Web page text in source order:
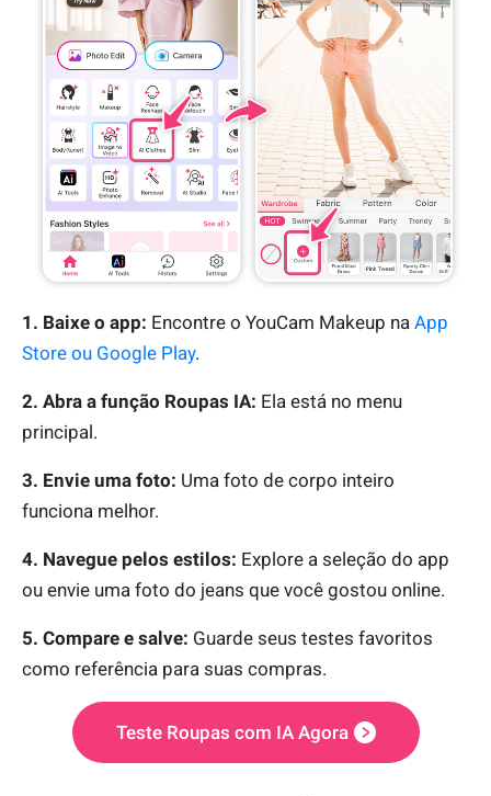
1. Baixe o app: Encontre o YouCam Makeup na App
Store ou Google Play.
2. Abra a função Roupas IA: Ela está no menu
principal.
3. Envie uma foto: Uma foto de corpo inteiro
funciona melhor.
4. Navegue pelos estilos: Explore a seleção do app
ou envie uma foto do jeans que você gostou online.
5. Compare e salve: Guarde seus testes favoritos
como referência para suas compras.
Teste Roupas com IA Agora